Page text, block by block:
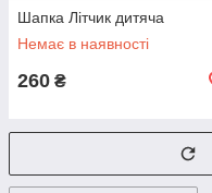
Шапка Літчик дитяча
Немає в наявності
260 ₴